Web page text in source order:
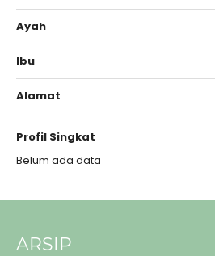
Ayah
Ibu
Alamat
Profil Singkat
Belum ada data
ARSIP